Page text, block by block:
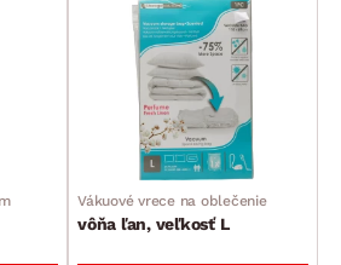
Vákuové vrece na oblečenie
vôňa ľan, veľkosť L